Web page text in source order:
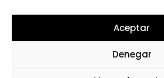
Aceptar
Denegar